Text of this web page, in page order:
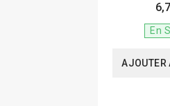
En
AJOUTER